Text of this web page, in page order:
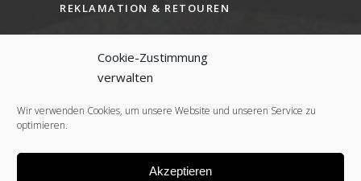
Cookie-Zustimmung
verwalten
Wir verwenden Cookies, um unsere Website und unseren Service zu
optimieren.
Akzeptieren
REKLAMATION & RETOUREN
AGB (B2B)
COOKIE-RICHTLINIE (EU)